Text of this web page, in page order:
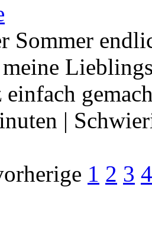
Sommer
einfach
|
1 2 3 4